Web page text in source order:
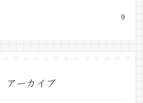
9
アーカイブ